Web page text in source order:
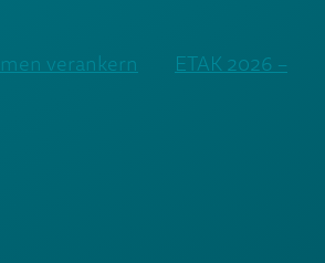
verankern
ETAK 2026 –